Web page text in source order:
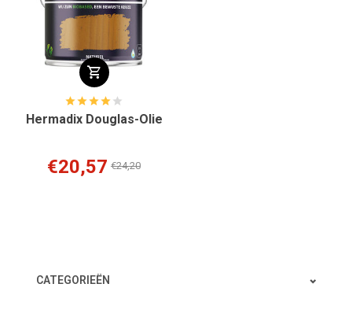
Hermadix Douglas-Olie
€20,57 €24,20
CATEGORIEËN